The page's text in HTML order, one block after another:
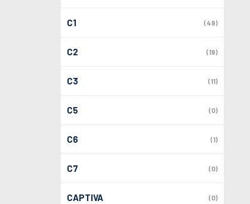
C1 (49)
C2 (19)
C3 (11)
C5 (0)
C6 (1)
C7 (0)
CAPTIVA (0)